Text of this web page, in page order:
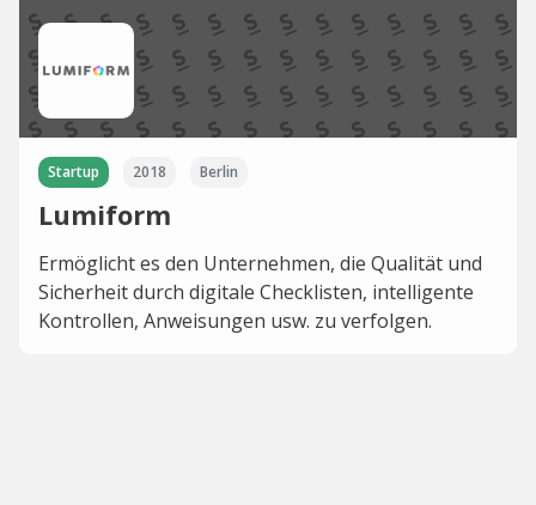
Startup 2018 Berlin
Lumiform
Ermöglicht es den Unternehmen, die Qualität und
Sicherheit durch digitale Checklisten, intelligente
Kontrollen, Anweisungen usw. zu verfolgen.